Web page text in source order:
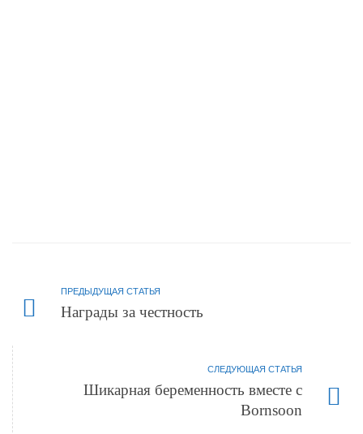
ПРЕДЫДУЩАЯ СТАТЬЯ
Награды за честность
СЛЕДУЮЩАЯ СТАТЬЯ
Шикарная беременность вместе с
Bornsoon